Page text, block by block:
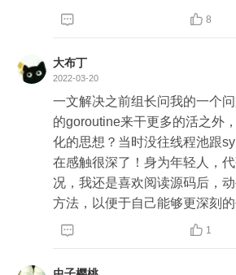
func (server *Server)
// freeReq是一个链表，保
	req := server.freeReq
	if req == nil {
// 初始状态：freeReq为
新分配一个对象
		req = new(Request)
	} else {
// 复用的关键在这里，这
  8
大布丁
2022-03-20
一文解决之前组长问我的一个
的goroutine来干更多的活之外
化的思想？当时没往线程池跟
在感触很深了！身为年轻人，
况，我还是喜欢阅读源码后，
方法，以便于自己能够更深刻
  1